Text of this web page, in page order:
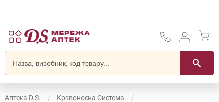
Аптека D.S.
Кровоносна Система